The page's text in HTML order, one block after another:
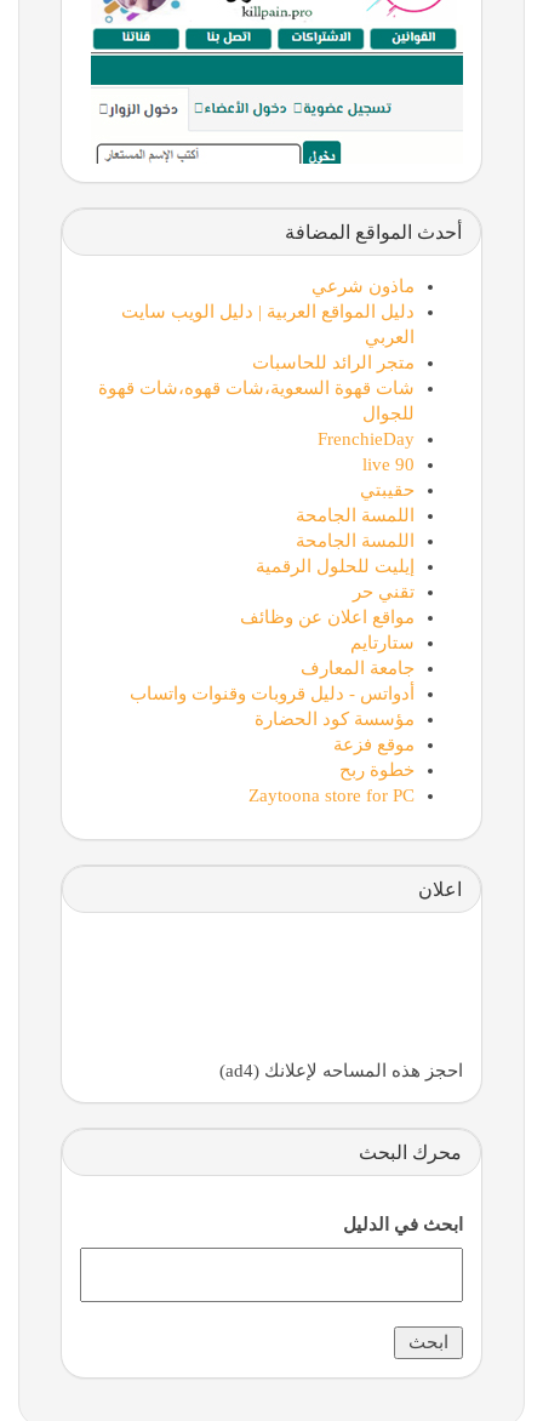
أحدث المواقع المضافة
ماذون شرعي
دليل المواقع العربية | دليل الويب سايت
العربي
متجر الرائد للحاسبات
شات قهوة السعوية،شات قهوه،شات قهوة
للجوال
FrenchieDay
90 live
حقيبتي
اللمسة الجامحة
اللمسة الجامحة
إيليت للحلول الرقمية
تقني حر
مواقع اعلان عن وظائف
ستارتايم
جامعة المعارف
أدواتس - دليل قروبات وقنوات واتساب
مؤسسة كود الحضارة
موقع فزعة
خطوة ربح
Zaytoona store for PC
اعلان
احجز هذه المساحه لإعلانك (ad4)
محرك البحث
ابحث في الدليل